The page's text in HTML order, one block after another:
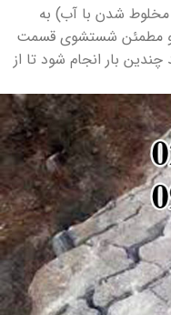
مخلوط شدن با آب) به
و مطمئن شستشوی قسمت
بار انجام شود تا از